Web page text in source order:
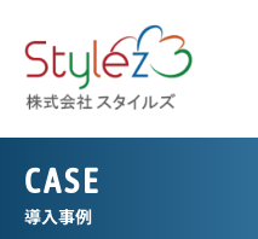
CASE
導入事例